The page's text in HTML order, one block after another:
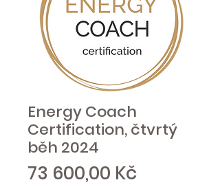
Energy Coach
Certification, čtvrtý
běh 2024
73 600,00 Kč